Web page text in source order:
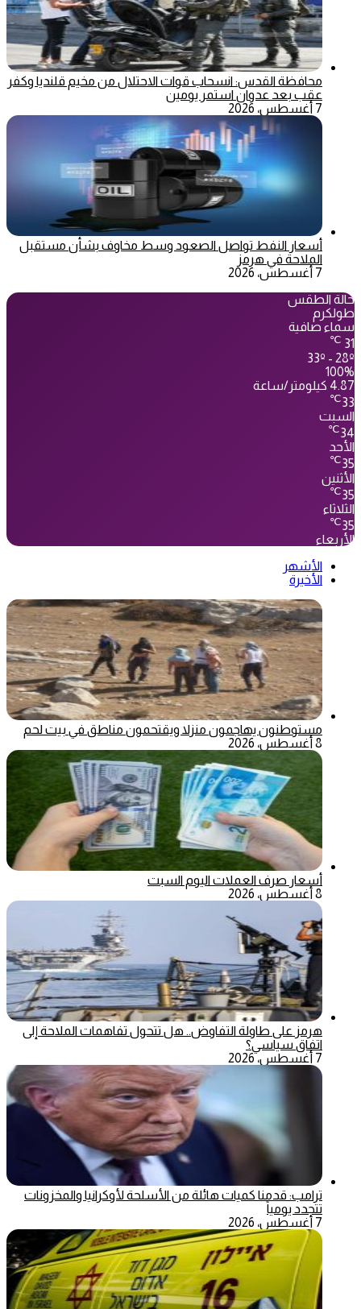
محافظة القدس: انسحاب قوات الاحتلال من مخيم قلنديا وكفر
عقب بعد عدوان استمر يومين
7 أغسطس، 2026
أسعار النفط تواصل الصعود وسط مخاوف بشأن مستقبل
الملاحة في هرمز
7 أغسطس، 2026
حالة الطقس
طولكرم
سماء صافية
31
℃
33º - 28º
100%
4.87 كيلومتر/ساعة
33
℃
السبت
34
℃
الأحد
35
℃
الأثنين
35
℃
الثلاثاء
35
℃
الأربعاء
الأشهر
الأخيرة
مستوطنون يهاجمون منزلا ويقتحمون مناطق في بيت لحم
8 أغسطس، 2026
أسعار صرف العملات اليوم السبت
8 أغسطس، 2026
هرمز على طاولة التفاوض.. هل تتحول تفاهمات الملاحة إلى
اتفاق سياسي؟
7 أغسطس، 2026
ترامب: قدمنا كميات هائلة من الأسلحة لأوكرانيا والمخزونات
تتجدد يومياً
7 أغسطس، 2026